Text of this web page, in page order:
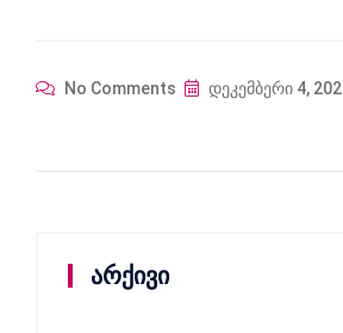
No Comments დეკემბერი 4,
არქივი